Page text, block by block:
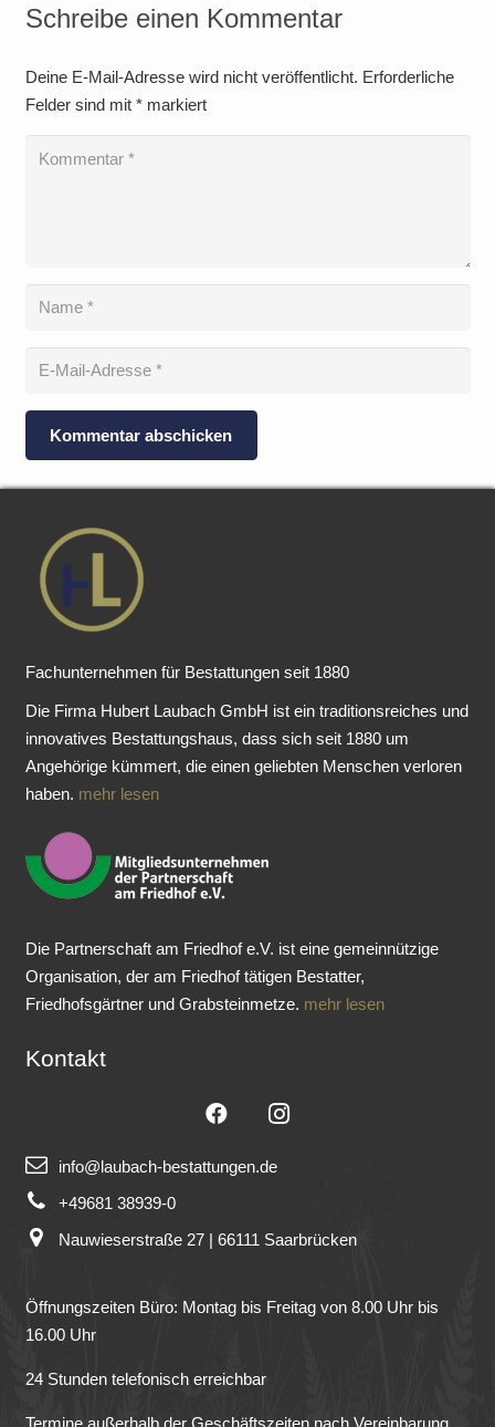
Schreibe einen Kommentar
Deine E-Mail-Adresse wird nicht veröffentlicht. Erforderliche
Felder sind mit *markiert
Kommentar abschicken
Fachunternehmen für Bestattungen seit 1880
Die Firma Hubert Laubach GmbH ist ein traditionsreiches und
innovatives Bestattungshaus, dass sich seit 1880 um
Angehörige kümmert, die einen geliebten Menschen verloren
haben. mehr lesen
Die Partnerschaft am Friedhof e.V. ist eine gemeinnützige
Organisation, der am Friedhof tätigen Bestatter,
Friedhofsgärtner und Grabsteinmetze. mehr lesen
Kontakt
info@laubach-bestattungen.de
+49681 38939-0
Nauwieserstraße 27 | 66111 Saarbrücken
Öffnungszeiten Büro: Montag bis Freitag von 8.00 Uhr bis
16.00 Uhr
24 Stunden telefonisch erreichbar